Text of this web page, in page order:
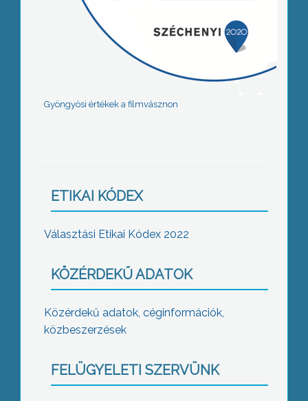
Gyöngyösi értékek a filmvásznon
ETIKAI KÓDEX
Választási Etikai Kódex 2022
KÖZÉRDEKŰ ADATOK
Közérdekű adatok, céginformációk,
közbeszerzések
FELÜGYELETI SZERVÜNK